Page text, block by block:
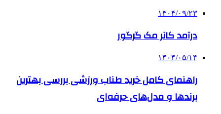
۱۴۰۴/۰۹/۲۳
درآمد کانر مک گرگور
۱۴۰۴/۰۵/۱۴
راهنمای کامل خرید طناب ورزشی بررسی بهترین
برندها و مدل‌های حرفه‌ای